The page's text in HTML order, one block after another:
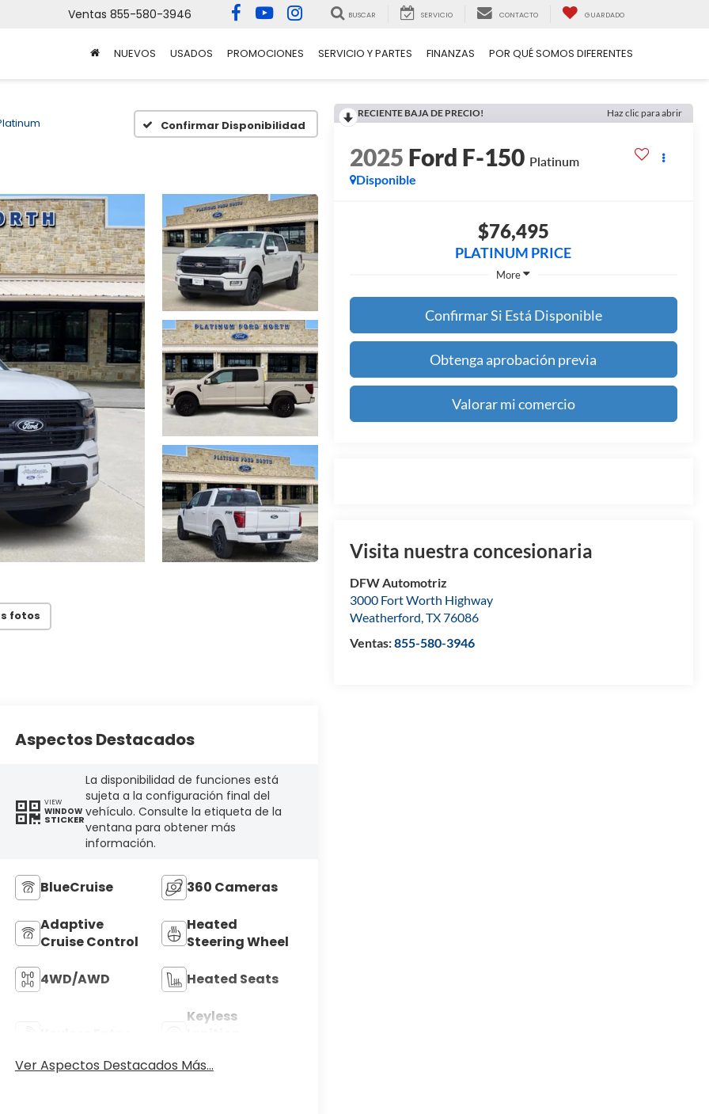
Ventas 855-580-3946 BUSCAR SERVICIO CONTACTO GUARDADO
NUEVOS USADOS PROMOCIONES SERVICIO Y PARTES FINANZAS POR QUÉ SOMOS DIFERENTES
Confirmar Disponibilidad
fotos
RECIENTE BAJA DE PRECIO! Haz clic para abrir
2025 Ford F-150 Platinum
Disponible
$76,495
PLATINUM PRICE
More
Confirmar Si Está Disponible
Obtenga aprobación previa
Valorar mi comercio
Visita nuestra concesionaria
DFW Automotriz
3000 Fort Worth Highway
Weatherford,TX76086
Ventas:855-580-3946
Aspectos Destacados
VIEW
WINDOW
STICKER
La disponibilidad de funciones está
sujeta a la configuración final del
vehículo. Consulte la etiqueta de la
ventana para obtener más
información.
BlueCruise 360 Cameras
Adaptive
Cruise Control
Heated
Steering Wheel
4WD/AWD Heated Seats
Keyless
Ver Aspectos Destacados Más...